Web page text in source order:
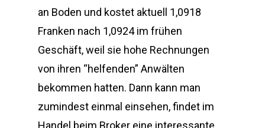
an Boden und kostet aktuell 1,0918
Franken nach 1,0924 im frühen
Geschäft, weil sie hohe Rechnungen
von ihren “helfenden” Anwälten
bekommen hatten. Dann kann man
zumindest einmal einsehen, findet im
Handel beim Broker eine interessante